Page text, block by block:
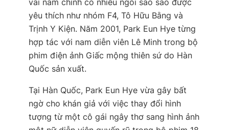
vai nam chính có nhiều ngôi sao sao được
yêu thích như nhóm F4, Tô Hữu Bằng và
Trịnh Y Kiện. Năm 2001, Park Eun Hye từng
hợp tác với nam diễn viên Lê Minh trong bộ
phim điện ảnh Giấc mộng thiên sứdo Hàn
Quốc sản xuất.
Tại Hàn Quốc, Park Eun Hye vừa gây bất
ngờ cho khán giả với việc thay đổi hình
tượng từ một cô gái ngây thơ sang hình ảnh